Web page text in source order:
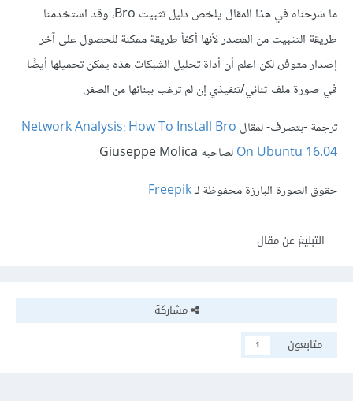
ما شرحناه في هذا المقال يلخص دليل تثبيت Bro، وقد استخدمنا
طريقة التثبيت من المصدر لأنها أكفأ طريقة ممكنة للحصول على آخر
إصدار متوفر، لكن اعلم أن أداة تحليل الشبكات هذه يمكن تحميلها أيضًا
في صورة ملف ثنائي/تنفيذي إن لم ترغب ببنائها من الصفر.
ترجمة -بتصرف- لمقال Network Analysis: How To Install Bro
On Ubuntu 16.04لصاحبه Giuseppe Molica
حقوق الصورة البارزة محفوظة لـFreepik
التبليغ عن مقال
مشاركة
متابعون
1